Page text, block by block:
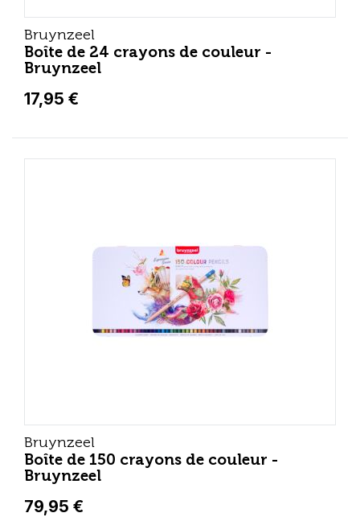
Bruynzeel
Boîte de 24 crayons de couleur -
Bruynzeel
17,95 €
Bruynzeel
Boîte de 150 crayons de couleur -
Bruynzeel
79,95 €